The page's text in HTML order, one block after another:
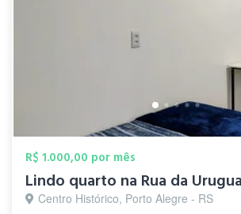
R$ 1.000,00 por mês
Lindo quarto na Rua da
Centro Histórico, Porto Alegre - RS